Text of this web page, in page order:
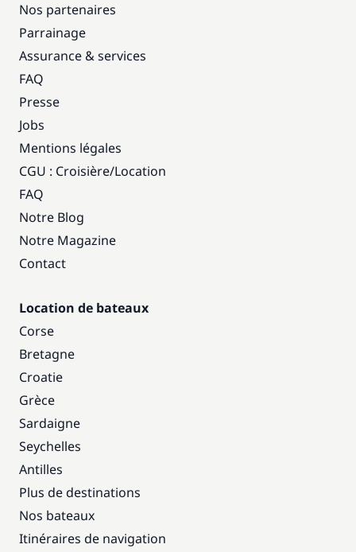
Nos partenaires
Parrainage
Assurance & services
FAQ
Presse
Jobs
Mentions légales
CGU : Croisière/Location
FAQ
Notre Blog
Notre Magazine
Contact
Location de bateaux
Corse
Bretagne
Croatie
Grèce
Sardaigne
Seychelles
Antilles
Plus de destinations
Nos bateaux
Itinéraires de navigation